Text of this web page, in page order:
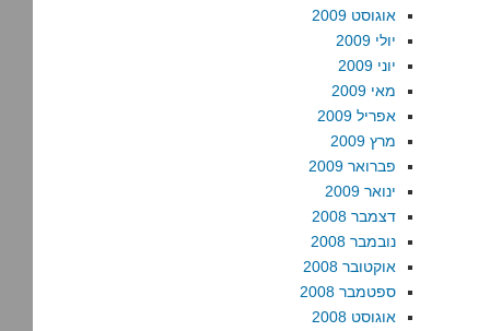
אוגוסט 2009
יולי 2009
יוני 2009
מאי 2009
אפריל 2009
מרץ 2009
פברואר 2009
ינואר 2009
דצמבר 2008
נובמבר 2008
אוקטובר 2008
ספטמבר 2008
אוגוסט 2008